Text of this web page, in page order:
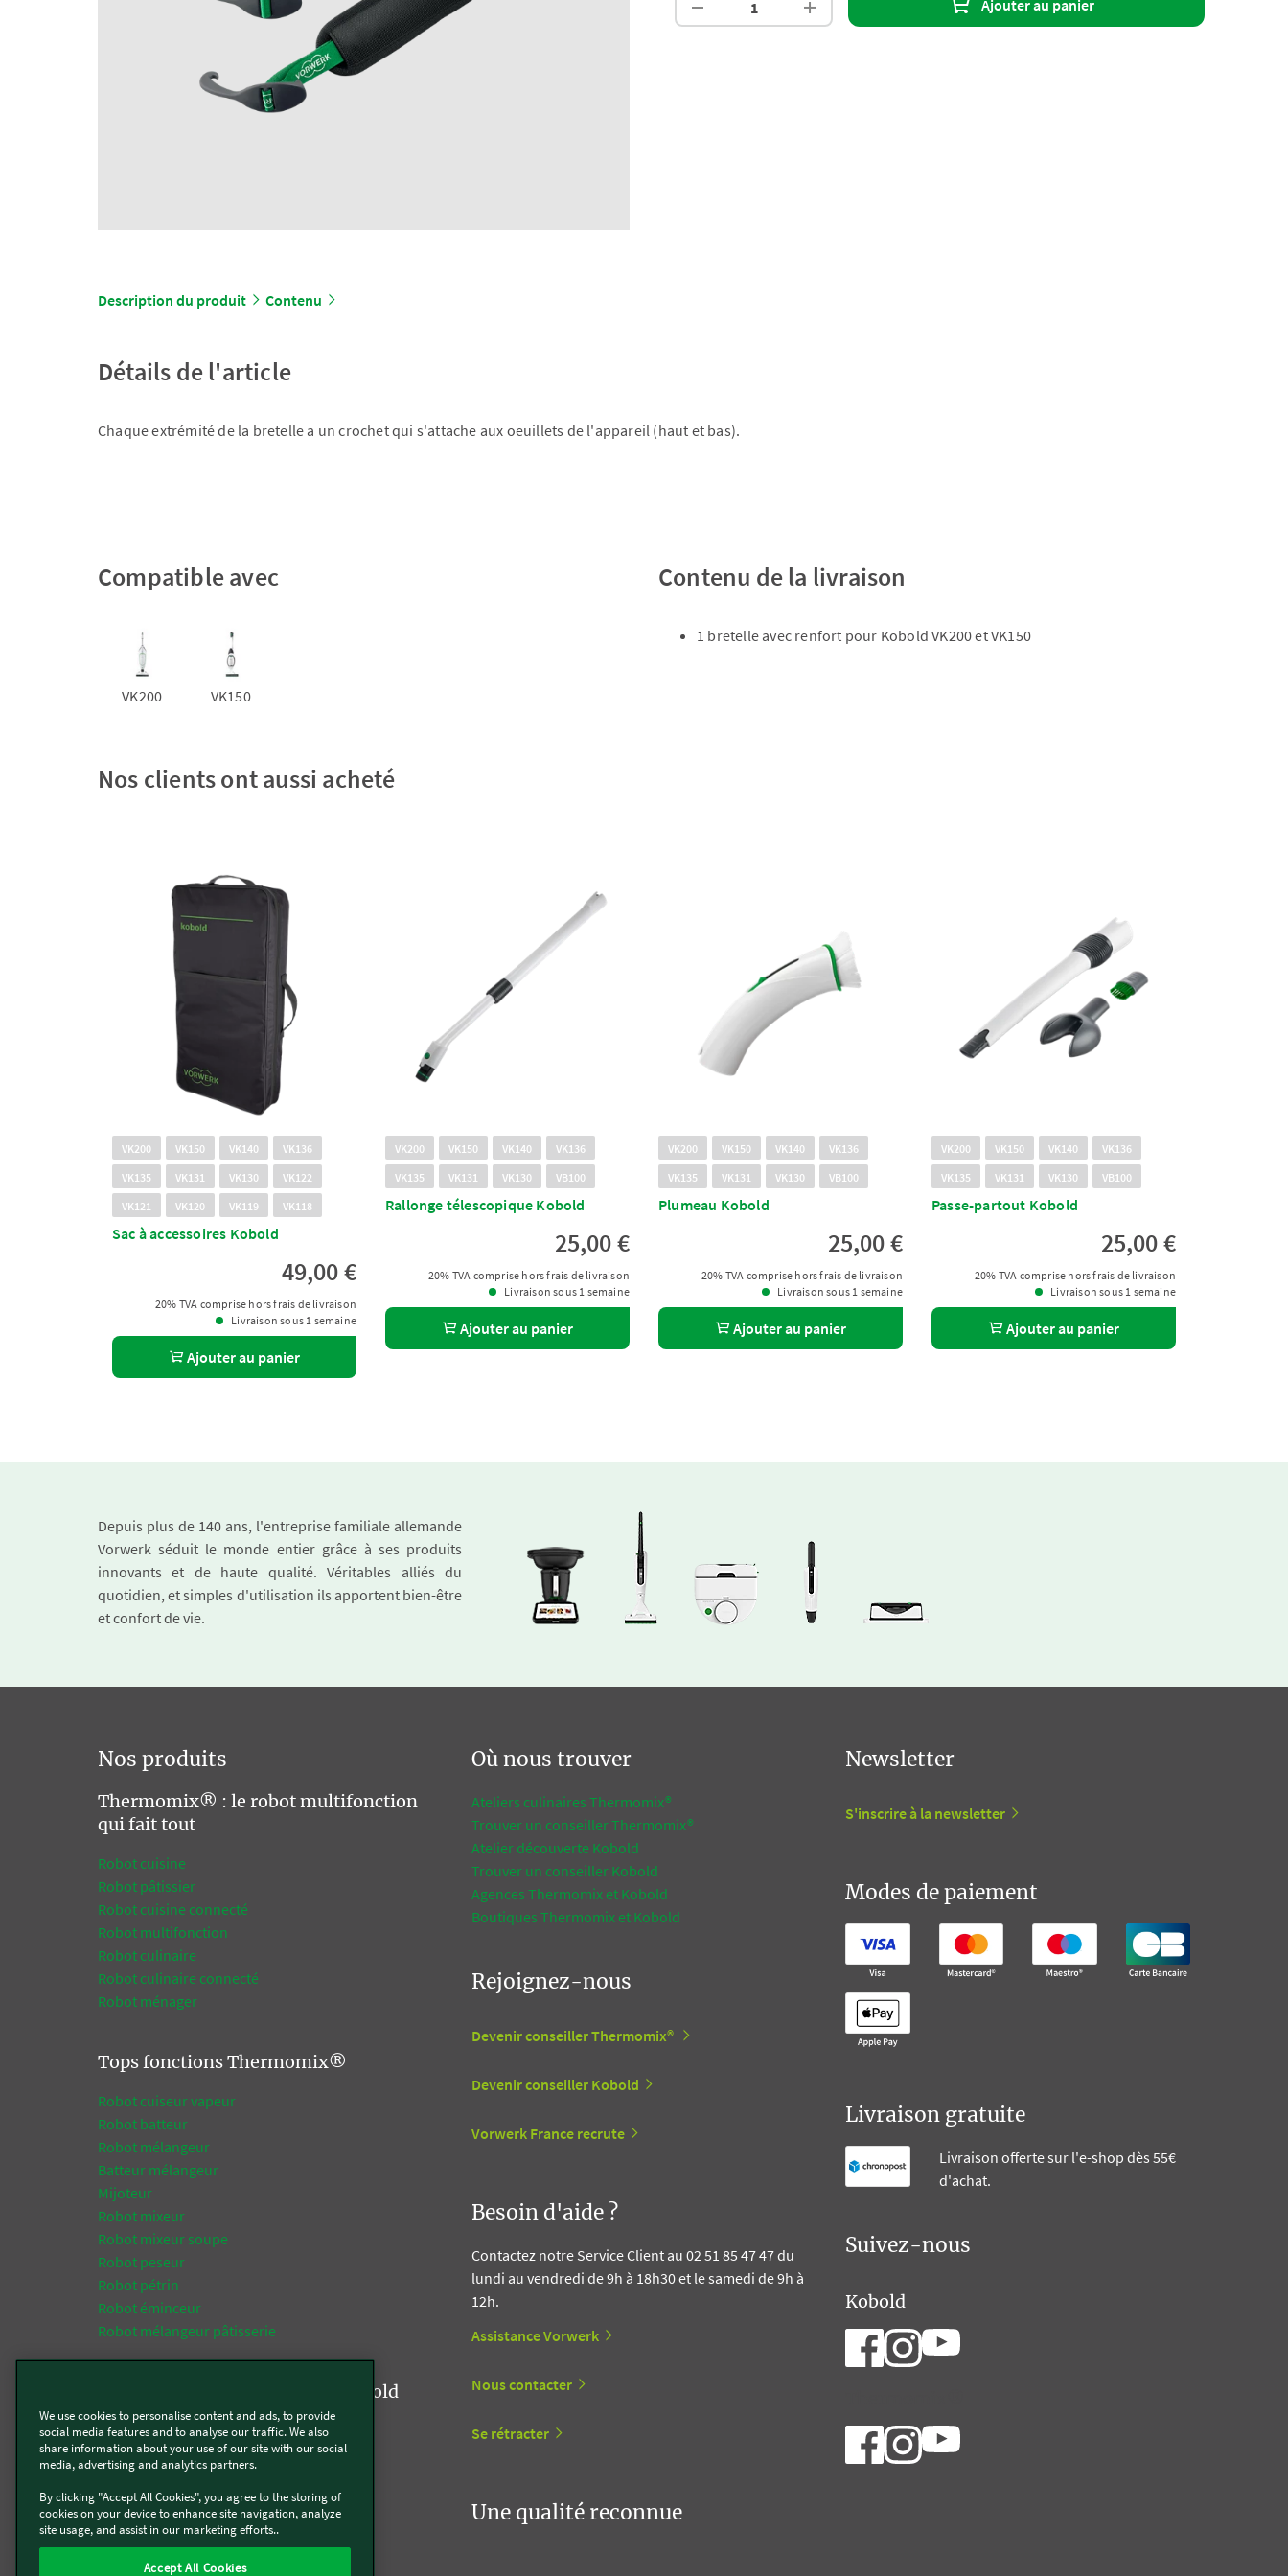
Ajouter au panier
Description du produit Contenu
Détails de l'article
Chaque extrémité de la bretelle a un crochet qui s'attache aux oeuillets de l'appareil (haut et bas).
Compatible avec
VK200 VK150
Contenu de la livraison
1 bretelle avec renfort pour Kobold VK200 et VK150
Nos clients ont aussi acheté
VK200 VK150 VK140
VK136
VK135
VK131 VK130
VK122
VK121
VK120 VK119 VK118
Sac à accessoires Kobold
49,00 €
20% TVA comprise hors frais de livraison
Livraison sous 1 semaine
Ajouter au panier
VK200 VK150 VK140
VK136
VK135
VK131 VK130 VB100
Rallonge télescopique Kobold
25,00 €
20% TVA comprise hors frais de livraison
Livraison sous 1 semaine
Ajouter au panier
VK200 VK150 VK140
VK136
VK135
VK131 VK130 VB100
Plumeau Kobold
25,00 €
20% TVA comprise hors frais de livraison
Livraison sous 1 semaine
Ajouter au panier
VK200 VK150 VK140
VK136
VK135
VK131 VK130 VB100
Passe-partout Kobold
25,00 €
20% TVA comprise hors frais de livraison
Livraison sous 1 semaine
Ajouter au panier
Depuis plus de 140 ans, l'entreprise familiale allemande
Vorwerk séduit le monde entier grâce à ses produits
innovants et de haute qualité. Véritables alliés du
quotidien, et simples d'utilisation ils apportent bien-être
et confort de vie.
Nos produits
Thermomix® : le robot multifonction
qui fait tout
Robot cuisine
Robot pâtissier
Robot cuisine connecté
Robot multifonction
Robot culinaire
Robot culinaire connecté
Robot ménager
Tops fonctions Thermomix®
Robot cuiseur vapeur
Robot batteur
Robot mélangeur
Batteur mélangeur
Mijoteur
Robot mixeur
Robot mixeur soupe
Robot peseur
Robot pétrin
Robot éminceur
Robot mélangeur pâtisserie
Tops fonctions de la gamme Kobold
Aspirateur
Aspirateur multifonction
Aspirateur laveur
Aspirateur textile
Aspirateur silencieux
Aspirateur robot
Aspirateur robot programmable
Où nous trouver
Ateliers culinaires Thermomix®
Trouver un conseiller Thermomix®
Atelier découverte Kobold
Trouver un conseiller Kobold
Agences Thermomix et Kobold
Boutiques Thermomix et Kobold
Rejoignez-nous
Devenir conseiller Thermomix®
Devenir conseiller Kobold
Vorwerk France recrute
Besoin d'aide ?
Contactez notre Service Client au 02 51 85 47 47 du
lundi au vendredi de 9h à 18h30 et le samedi de 9h à
12h.
Assistance Vorwerk
Nous contacter
Se rétracter
Une qualité reconnue
Newsletter
S'inscrire à la newsletter
Modes de paiement
Livraison gratuite
Livraison offerte sur l'e-shop dès 55€
d'achat.
Suivez-nous
Kobold
We use cookies to personalise content and ads, to provide
social media features and to analyse our traffic. We also
share information about your use of our site with our social
media, advertising and analytics partners.
By clicking "Accept All Cookies", you agree to the storing of
cookies on your device to enhance site navigation, analyze
site usage, and assist in our marketing efforts..
Accept All Cookies